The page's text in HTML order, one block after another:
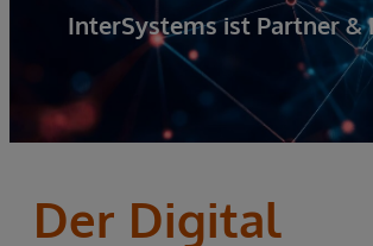
InterSystems ist Partner &
Der Digital